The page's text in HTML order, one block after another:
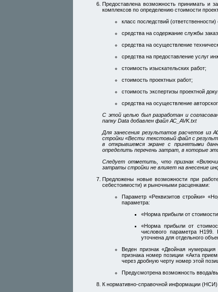
Предоставлена возможность принимать и
комплексов по определению стоимости
класс последствий (ответственности)
средства на содержание службы
средства на осуществление
средства на предоставление услуг
стоимость изыскательских работ;
стоимость проектных работ;
стоимость экспертизы проектной
средства на осуществление
С этой целью был разработан и
папку Data добавлен файл АС_AVK.txt
Для занесения результатов расчетов из
стройки «Вести текстовый файл с
в открывшемся экране с принятыми
определить перечень затрат, в которые
Следует отметить, что признак
затраты стройки не влияет на внесение
Предложены новые возможности при
себестоимости) и рыночными расценками:
Параметр «Реквизитов стройки»
параметра:
«Норма прибыли от стоимости
«Норма прибыли от
числового параметра
уточнена для отдельного
Веден признак «Двойная
признака номер позиции «Акта
через дробную черту номер этой
Предусмотрена возможность ввода/
К нормативно-справочной информации